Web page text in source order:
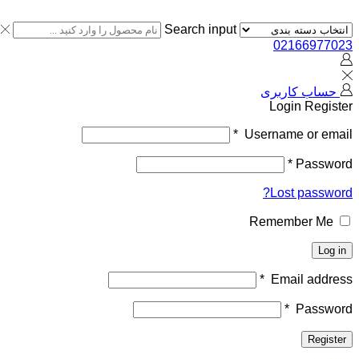
Search input
02166977023
حساب کاربری
Login Register
Username or email
*
Password
*
Lost password?
Remember Me
Log in
Email address
*
Password
*
Register